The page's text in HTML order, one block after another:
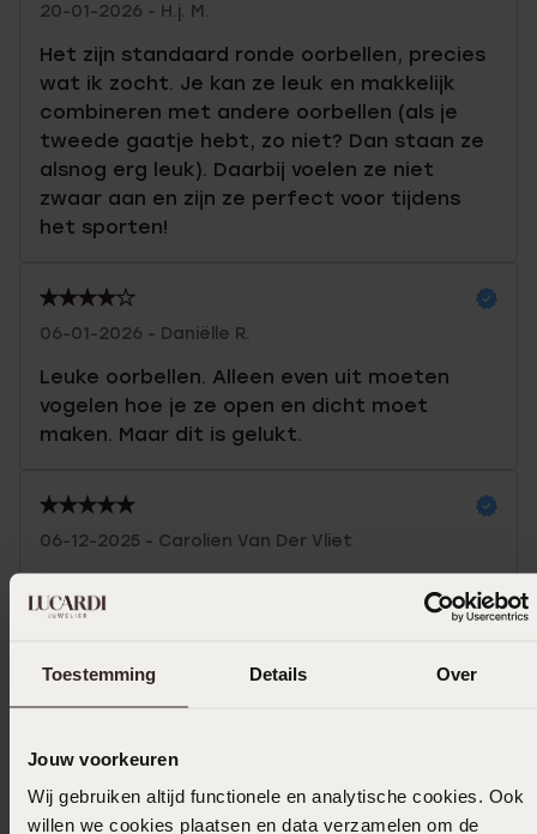
Toestemming Details Over
Jouw voorkeuren
Wij gebruiken altijd functionele en analytische cookies. Ook
willen we cookies plaatsen en data verzamelen om de
20-01-2026 - H.j. M.
Het zijn standaard ronde oorbellen, precies
wat ik zocht. Je kan ze leuk en makkelijk
combineren met andere oorbellen (als je
tweede gaatje hebt, zo niet? Dan staan ze
alsnog erg leuk). Daarbij voelen ze niet
zwaar aan en zijn ze perfect voor tijdens
het sporten!
06-01-2026 - Daniëlle R.
Leuke oorbellen. Alleen even uit moeten
vogelen hoe je ze open en dicht moet
maken. Maar dit is gelukt.
06-12-2025 - Carolien Van Der Vliet
verschillende grootte te kunnen
In winkelmand